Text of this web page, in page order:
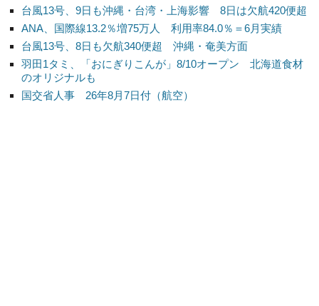
台風13号、9日も沖縄・台湾・上海影響 8日は欠航420便超
ANA、国際線13.2％増75万人 利用率84.0％＝6月実績
台風13号、8日も欠航340便超 沖縄・奄美方面
羽田1タミ、「おにぎりこんが」8/10オープン 北海道食材
のオリジナルも
国交省人事 26年8月7日付（航空）